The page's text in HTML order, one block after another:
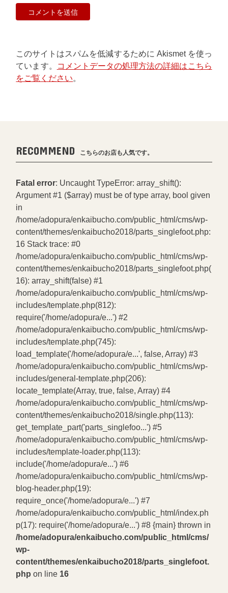
このサイトはスパムを低減するために Akismet を使っ
ています。
コメントデータの処理方法の詳細はこちら
をご覧ください。
RECOMMEND こちらのお店も人気です。
Fatal error: Uncaught TypeError: array_shift():
Argument #1 ($array) must be of type array, bool given
in
/home/adopura/enkaibucho.com/public_html/cms/wp-
content/themes/enkaibucho2018/parts_singlefoot.php:
16 Stack trace: #0
/home/adopura/enkaibucho.com/public_html/cms/wp-
content/themes/enkaibucho2018/parts_singlefoot.php(
16): array_shift(false) #1
/home/adopura/enkaibucho.com/public_html/cms/wp-
includes/template.php(812):
require('/home/adopura/e...') #2
/home/adopura/enkaibucho.com/public_html/cms/wp-
includes/template.php(745):
load_template('/home/adopura/e...', false, Array) #3
/home/adopura/enkaibucho.com/public_html/cms/wp-
includes/general-template.php(206):
locate_template(Array, true, false, Array) #4
/home/adopura/enkaibucho.com/public_html/cms/wp-
content/themes/enkaibucho2018/single.php(113):
get_template_part('parts_singlefoo...') #5
/home/adopura/enkaibucho.com/public_html/cms/wp-
includes/template-loader.php(113):
include('/home/adopura/e...') #6
/home/adopura/enkaibucho.com/public_html/cms/wp-
blog-header.php(19):
require_once('/home/adopura/e...') #7
/home/adopura/enkaibucho.com/public_html/index.ph
p(17): require('/home/adopura/e...') #8 {main} thrown in
/home/adopura/enkaibucho.com/public_html/cms/
wp-
content/themes/enkaibucho2018/parts_singlefoot.
php on line 16